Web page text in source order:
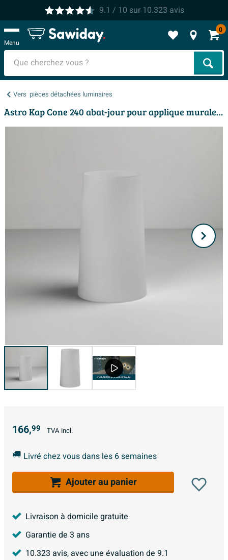
9.1 / 10 sur 10.323 avis
Menu
0
Vers pièces détachées luminaires
Astro Kap Cone 240 abat-jour pour applique murale Riva verre blanc mat sans tissu 24.5x14cm
166,99 TVA incl.
Livré chez vous dans les 6 semaines
Ajouter au panier
Livraison à domicile gratuite
Garantie de 3 ans
10.323 avis, avec une évaluation de 9.1